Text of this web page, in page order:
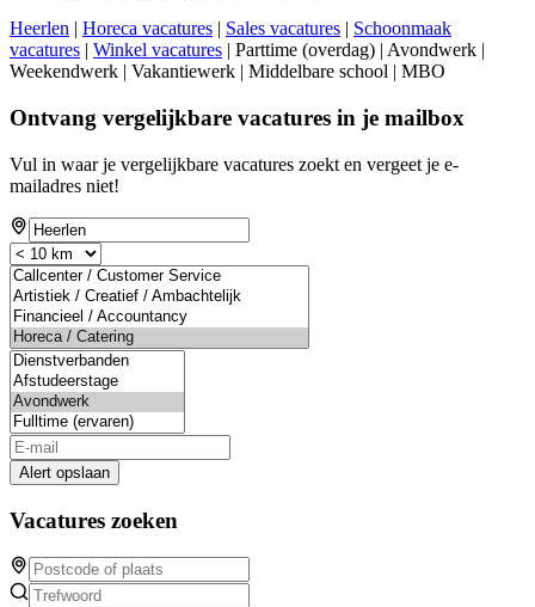
Heerlen | Horeca vacatures | Sales vacatures | Schoonmaak
vacatures | Winkel vacatures | Parttime (overdag) | Avondwerk |
Weekendwerk | Vakantiewerk | Middelbare school | MBO
Ontvang vergelijkbare vacatures in je mailbox
Vul in waar je vergelijkbare vacatures zoekt en vergeet je e-
mailadres niet!
Alert opslaan
Vacatures zoeken